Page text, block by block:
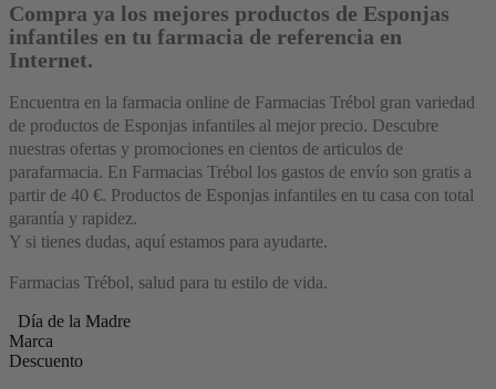
Compra ya los mejores productos de Esponjas
infantiles en tu farmacia de referencia en
Internet.
Encuentra en la farmacia online de Farmacias Trébol gran variedad
de productos de Esponjas infantiles al mejor precio. Descubre
nuestras ofertas y promociones en cientos de articulos de
parafarmacia. En Farmacias Trébol los gastos de envío son gratis a
partir de 40 €. Productos de Esponjas infantiles en tu casa con total
garantía y rapidez.
Y si tienes dudas, aquí estamos para ayudarte.
Farmacias Trébol, salud para tu estilo de vida.
Día de la Madre
Marca
Descuento